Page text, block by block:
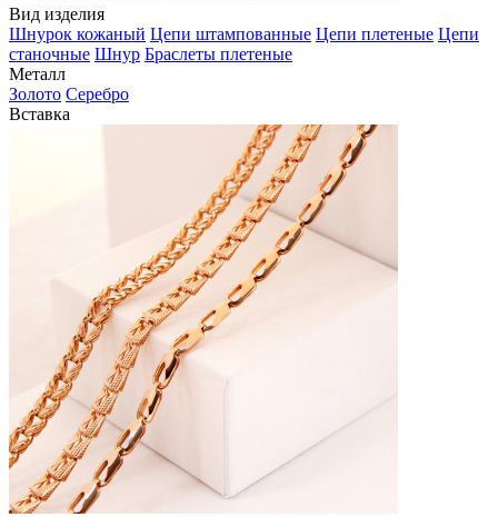
Вид изделия
Шнурок кожаный Цепи штампованные Цепи плетеные Цепи
станочные Шнур Браслеты плетеные
Металл
Золото Серебро
Вставка